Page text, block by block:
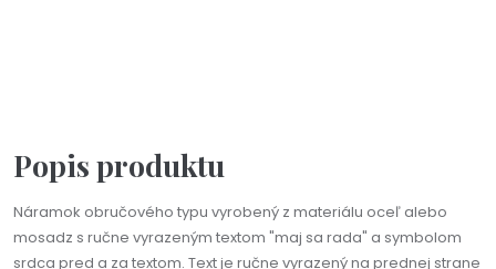
Popis produktu
Náramok obručového typu vyrobený z materiálu oceľ alebo
mosadz s ručne vyrazeným textom "maj sa rada" a symbolom
srdca pred a za textom. Text je ručne vyrazený na prednej strane